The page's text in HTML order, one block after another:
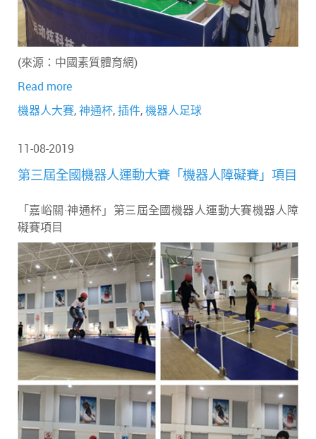
(來源：中國素質體育網)
Read more
機器人大賽,神通杯,插件,機器人足球
11-08-2019
第三屆全國機器人運動大賽「機器人障礙賽」項目
「嘉峪關·神通杯」第三屆全國機器人運動大賽機器人障
礙賽項目